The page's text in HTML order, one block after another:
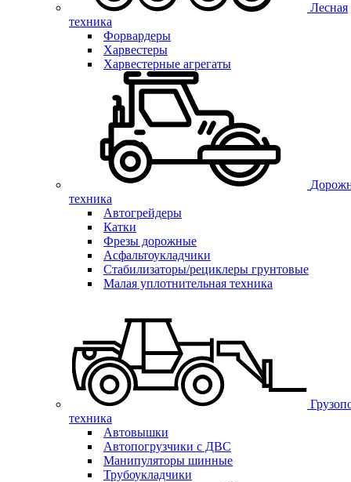
Лесная
техника
Форвардеры
Харвестеры
Харвестерные агрегаты
техника
Автогрейдеры
Катки
Фрезы дорожные
Асфальтоукладчики
Стабилизаторы/рециклеры грунтовые
Малая уплотнительная техника
техника
Автовышки
Автопогрузчики с ДВС
Манипуляторы шинные
Трубоукладчики